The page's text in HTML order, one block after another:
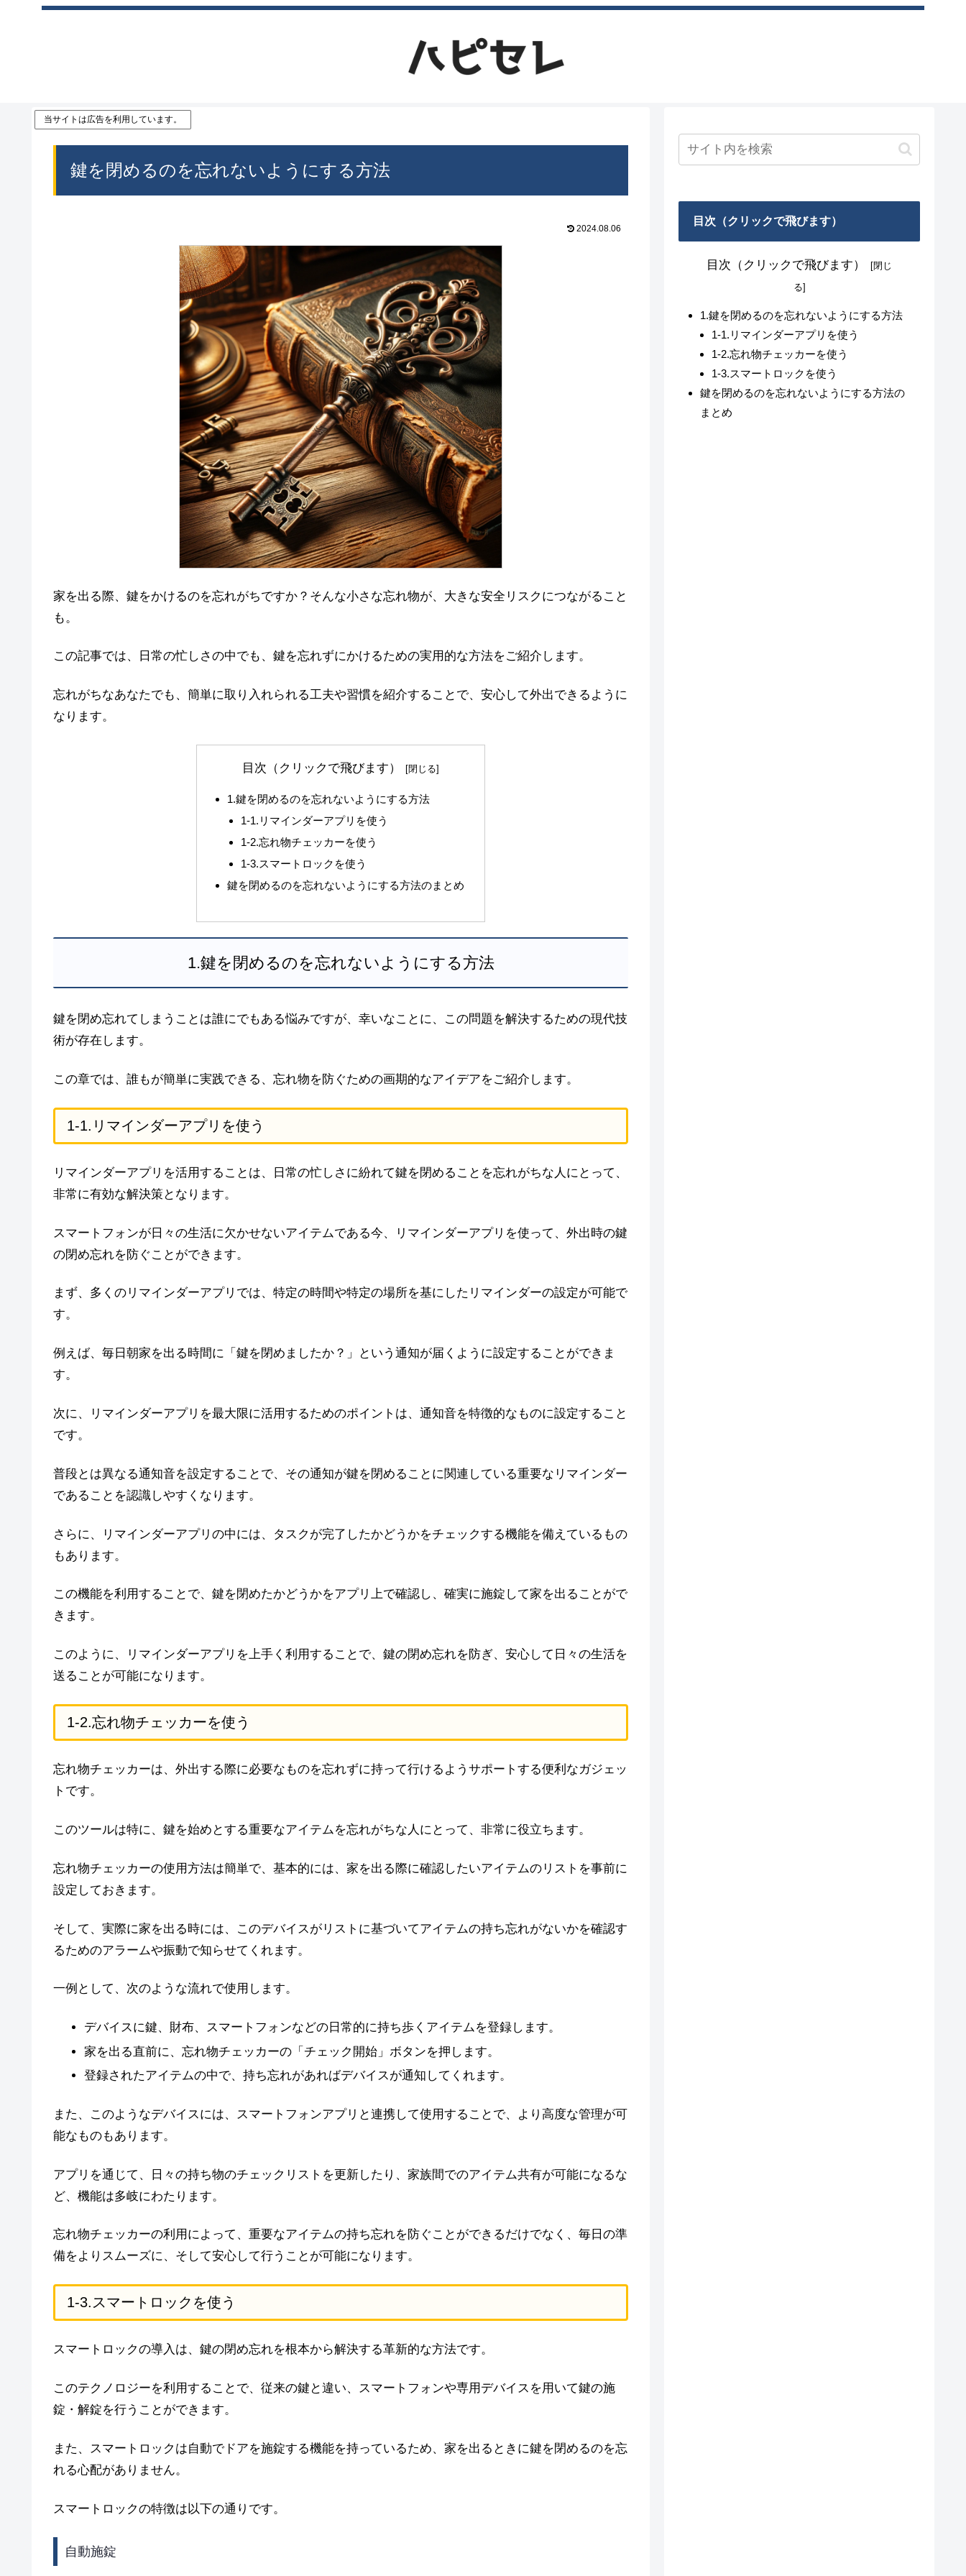
当サイトは広告を利用しています。
鍵を閉めるのを忘れないようにする方法
2024.08.06
家を出る際、鍵をかけるのを忘れがちですか？そんな小さな忘れ物が、大きな安全リスクにつながること
も。
この記事では、日常の忙しさの中でも、鍵を忘れずにかけるための実用的な方法をご紹介します。
忘れがちなあなたでも、簡単に取り入れられる工夫や習慣を紹介することで、安心して外出できるように
なります。
目次（クリックで飛びます）
1.鍵を閉めるのを忘れないようにする方法
1-1.リマインダーアプリを使う
1-2.忘れ物チェッカーを使う
1-3.スマートロックを使う
鍵を閉めるのを忘れないようにする方法のまとめ
1.鍵を閉めるのを忘れないようにする方法
鍵を閉め忘れてしまうことは誰にでもある悩みですが、幸いなことに、この問題を解決するための現代技
術が存在します。
この章では、誰もが簡単に実践できる、忘れ物を防ぐための画期的なアイデアをご紹介します。
1-1.リマインダーアプリを使う
リマインダーアプリを活用することは、日常の忙しさに紛れて鍵を閉めることを忘れがちな人にとって、
非常に有効な解決策となります。
スマートフォンが日々の生活に欠かせないアイテムである今、リマインダーアプリを使って、外出時の鍵
の閉め忘れを防ぐことができます。
まず、多くのリマインダーアプリでは、特定の時間や特定の場所を基にしたリマインダーの設定が可能で
す。
例えば、毎日朝家を出る時間に「鍵を閉めましたか？」という通知が届くように設定することができま
す。
次に、リマインダーアプリを最大限に活用するためのポイントは、通知音を特徴的なものに設定すること
です。
普段とは異なる通知音を設定することで、その通知が鍵を閉めることに関連している重要なリマインダー
であることを認識しやすくなります。
さらに、リマインダーアプリの中には、タスクが完了したかどうかをチェックする機能を備えているもの
もあります。
この機能を利用することで、鍵を閉めたかどうかをアプリ上で確認し、確実に施錠して家を出ることがで
きます。
このように、リマインダーアプリを上手く利用することで、鍵の閉め忘れを防ぎ、安心して日々の生活を
送ることが可能になります。
1-2.忘れ物チェッカーを使う
忘れ物チェッカーは、外出する際に必要なものを忘れずに持って行けるようサポートする便利なガジェッ
トです。
このツールは特に、鍵を始めとする重要なアイテムを忘れがちな人にとって、非常に役立ちます。
忘れ物チェッカーの使用方法は簡単で、基本的には、家を出る際に確認したいアイテムのリストを事前に
設定しておきます。
そして、実際に家を出る時には、このデバイスがリストに基づいてアイテムの持ち忘れがないかを確認す
るためのアラームや振動で知らせてくれます。
一例として、次のような流れで使用します。
デバイスに鍵、財布、スマートフォンなどの日常的に持ち歩くアイテムを登録します。
家を出る直前に、忘れ物チェッカーの「チェック開始」ボタンを押します。
登録されたアイテムの中で、持ち忘れがあればデバイスが通知してくれます。
また、このようなデバイスには、スマートフォンアプリと連携して使用することで、より高度な管理が可
能なものもあります。
アプリを通じて、日々の持ち物のチェックリストを更新したり、家族間でのアイテム共有が可能になるな
ど、機能は多岐にわたります。
忘れ物チェッカーの利用によって、重要なアイテムの持ち忘れを防ぐことができるだけでなく、毎日の準
備をよりスムーズに、そして安心して行うことが可能になります。
1-3.スマートロックを使う
スマートロックの導入は、鍵の閉め忘れを根本から解決する革新的な方法です。
このテクノロジーを利用することで、従来の鍵と違い、スマートフォンや専用デバイスを用いて鍵の施
錠・解錠を行うことができます。
また、スマートロックは自動でドアを施錠する機能を持っているため、家を出るときに鍵を閉めるのを忘
れる心配がありません。
スマートロックの特徴は以下の通りです。
自動施錠
目次（クリックで飛びます）
目次（クリックで飛びます）
1.鍵を閉めるのを忘れないようにする方法
1-1.リマインダーアプリを使う
1-2.忘れ物チェッカーを使う
1-3.スマートロックを使う
鍵を閉めるのを忘れないようにする方法の
まとめ